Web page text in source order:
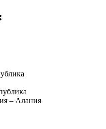
– Алания